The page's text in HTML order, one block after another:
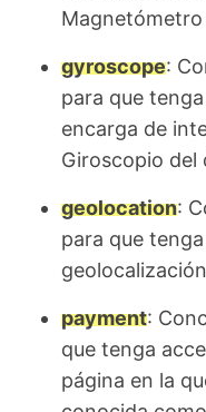
gyroscope:
para que
encarga de
Giroscopio del
geolocation:
para que
payment:
que tenga
página en la